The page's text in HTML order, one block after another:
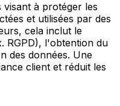
visant à protéger les
et utilisées par des
cela inclut le
RGPD), l'obtention du
des données. Une
client et réduit les